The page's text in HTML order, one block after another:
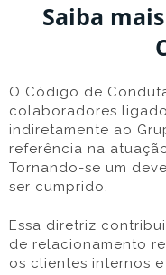
Saiba
O Código de
colaboradores
indiretamente ao
referência na
Tornando-se um
ser cumprido.
Essa diretriz
de relacionamento
os clientes internos